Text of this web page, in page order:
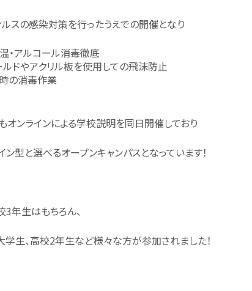
スの感染対策を行ったうえでの開催となり
・アルコール消毒徹底
ルドやアクリル板を使用しての飛沫防止
の消毒作業
オンラインによる学校説明を同日開催しており
型と選べるオープンキャンパスとなっています！
年生はもちろん、
生、高校2年生など様々な方が参加されました！